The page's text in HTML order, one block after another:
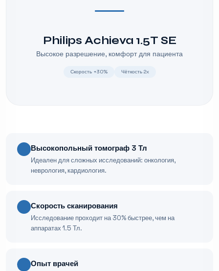
Philips Achieva 1.5T SE
Высокое разрешение, комфорт для пациента
Скорость +30% Чёткость 2x
Высокопольный томограф 3 Тл
Идеален для сложных исследований: онкология,
неврология, кардиология.
Скорость сканирования
Исследование проходит на 30% быстрее, чем на
аппаратах 1.5 Тл.
Опыт врачей